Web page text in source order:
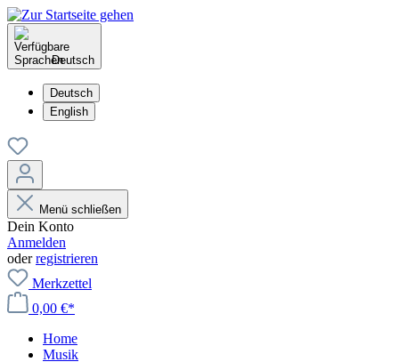
Deutsch
Deutsch
English
Menü schließen
Dein Konto
Anmelden
oderregistrieren
Merkzettel
0,00 €*
Home
Musik